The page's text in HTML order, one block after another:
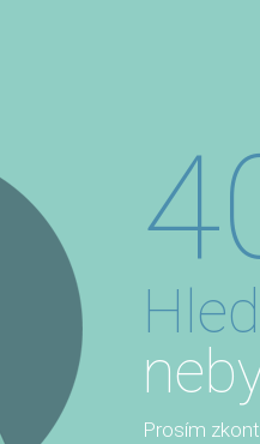
Prosím